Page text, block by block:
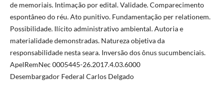
de memoriais. Intimação por edital. Validade. Comparecimento
espontâneo do réu. Ato punitivo. Fundamentação per relationem.
Possibilidade. Ilícito administrativo ambiental. Autoria e
materialidade demonstradas. Natureza objetiva da
responsabilidade nesta seara. Inversão dos ônus sucumbenciais.
ApelRemNec 0005445-26.2017.4.03.6000
Desembargador Federal Carlos Delgado